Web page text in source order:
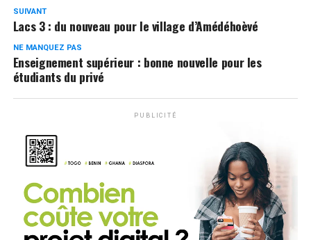
SUIVANT
Lacs 3 : du nouveau pour le village d’Amédéhoèvé
NE MANQUEZ PAS
Enseignement supérieur : bonne nouvelle pour les
étudiants du privé
PUBLICITÉ